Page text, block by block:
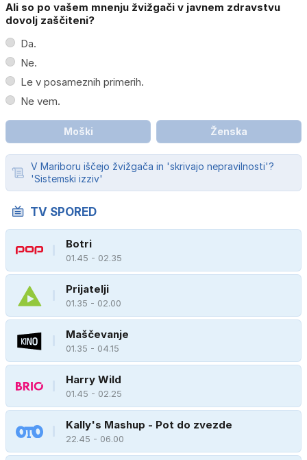
Ali so po vašem mnenju žvižgači v javnem zdravstvu
dovolj zaščiteni?
Da.
Ne.
Le v posameznih primerih.
Ne vem.
Moški Ženska
V Mariboru iščejo žvižgača in 'skrivajo nepravilnosti'?
'Sistemski izziv'
TV SPORED
Botri
01.45 - 02.35
Prijatelji
01.35 - 02.00
Maščevanje
01.35 - 04.15
Harry Wild
01.45 - 02.25
Kally's Mashup - Pot do zvezde
22.45 - 06.00